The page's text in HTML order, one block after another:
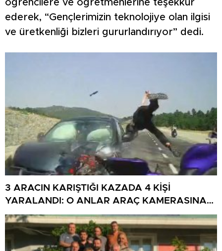
öğrencilere ve öğretmenlerine teşekkür
ederek, “Gençlerimizin teknolojiye olan ilgisi
ve üretkenliği bizleri gururlandırıyor” dedi.
3 ARACIN KARIŞTIĞI KAZADA 4 KİŞİ
YARALANDI: O ANLAR ARAÇ KAMERASINA
YANSIDI